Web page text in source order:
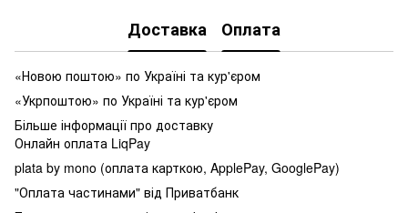
Доставка Оплата
«Новою поштою» по Україні та кур'єром
«Укрпоштою» по Україні та кур'єром
Більше інформації про доставку
Онлайн оплата LiqPay
plata by mono (оплата карткою, ApplePay, GooglePay)
"Оплата частинами" від Приватбанк